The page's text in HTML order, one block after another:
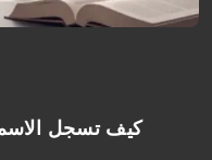
كيف تسجل